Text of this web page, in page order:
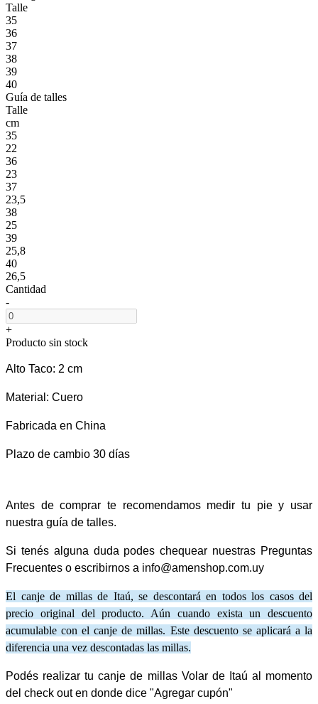
Talle
35
36
37
38
39
40
Guía de talles
Talle
cm
35
22
36
23
37
23,5
38
25
39
25,8
40
26,5
Cantidad
-
+
Producto sin stock
Alto Taco: 2 cm
Material: Cuero
Fabricada en China
Plazo de cambio 30 días
Antes de comprar te recomendamos medir tu pie y usar
nuestra guía de talles.
Si tenés alguna duda podes chequear nuestras Preguntas
Frecuentes o escribirnos a info@amenshop.com.uy
El canje de millas de Itaú, se descontará en todos los casos del
precio original del producto. Aún cuando exista un descuento
acumulable con el canje de millas. Este descuento se aplicará a la
diferencia una vez descontadas las millas.
Podés realizar tu canje de millas Volar de Itaú al momento
del check out en donde dice "Agregar cupón"